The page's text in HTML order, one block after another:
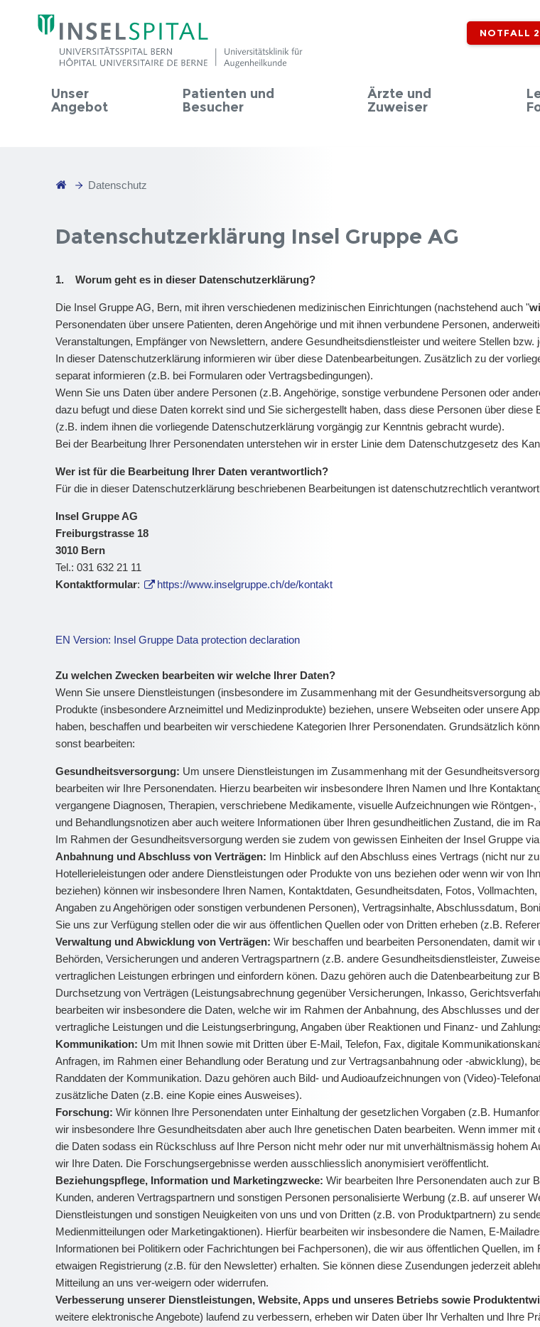
NOTFALL
Unser
Angebot
Patienten und
Besucher
Ärzte und
Zuweiser
Datenschutz
Datenschutzerklärung Insel Gruppe AG
1. Worum geht es in dieser Datenschutzerklärung?
Die Insel Gruppe AG, Bern, mit ihren verschiedenen medizinischen Einrichtungen (nachstehend auch "
Personendaten über unsere Patienten, deren Angehörige und mit ihnen verbundene Personen,
Veranstaltungen, Empfänger von Newslettern, andere Gesundheitsdienstleister und weitere Stellen
In dieser Datenschutzerklärung informieren wir über diese Datenbearbeitungen. Zusätzlich zu der
separat informieren (z.B. bei Formularen oder Vertragsbedingungen).
Wenn Sie uns Daten über andere Personen (z.B. Angehörige, sonstige verbundene Personen oder
dazu befugt und diese Daten korrekt sind und Sie sichergestellt haben, dass diese Personen über
(z.B. indem ihnen die vorliegende Datenschutzerklärung vorgängig zur Kenntnis gebracht wurde).
Bei der Bearbeitung Ihrer Personendaten unterstehen wir in erster Linie dem Datenschutzgesetz des
Wer ist für die Bearbeitung Ihrer Daten verantwortlich?
Für die in dieser Datenschutzerklärung beschriebenen Bearbeitungen ist datenschutzrechtlich
Insel Gruppe AG
Freiburgstrasse 18
3010 Bern
Tel.: 031 632 21 11
Kontaktformular: https://www.inselgruppe.ch/de/kontakt
EN Version: Insel Gruppe Data protection declaration
Zu welchen Zwecken bearbeiten wir welche Ihrer Daten?
Wenn Sie unsere Dienstleistungen (insbesondere im Zusammenhang mit der Gesundheitsversorgung
Produkte (insbesondere Arzneimittel und Medizinprodukte) beziehen, unsere Webseiten oder unsere
haben, beschaffen und bearbeiten wir verschiedene Kategorien Ihrer Personendaten. Grundsätzlich
sonst bearbeiten:
Gesundheitsversorgung: Um unsere Dienstleistungen im Zusammenhang mit der
bearbeiten wir Ihre Personendaten. Hierzu bearbeiten wir insbesondere Ihren Namen und Ihre
vergangene Diagnosen, Therapien, verschriebene Medikamente, visuelle Aufzeichnungen wie
und Behandlungsnotizen aber auch weitere Informationen über Ihren gesundheitlichen Zustand, die im
Im Rahmen der Gesundheitsversorgung werden sie zudem von gewissen Einheiten der Insel Gruppe
Anbahnung und Abschluss von Verträgen: Im Hinblick auf den Abschluss eines Vertrags (nicht nur
Hotellerieleistungen oder andere Dienstleistungen oder Produkte von uns beziehen oder wenn wir von
beziehen) können wir insbesondere Ihren Namen, Kontaktdaten, Gesundheitsdaten, Fotos,
Angaben zu Angehörigen oder sonstigen verbundenen Personen), Vertragsinhalte, Abschlussdatum,
Sie uns zur Verfügung stellen oder die wir aus öffentlichen Quellen oder von Dritten erheben (z.B.
Verwaltung und Abwicklung von Verträgen: Wir beschaffen und bearbeiten Personendaten, damit
Behörden, Versicherungen und anderen Vertragspartnern (z.B. andere Gesundheitsdienstleister,
vertraglichen Leistungen erbringen und einfordern könen. Dazu gehören auch die Datenbearbeitung
Durchsetzung von Verträgen (Leistungsabrechnung gegenüber Versicherungen, Inkasso,
bearbeiten wir insbesondere die Daten, welche wir im Rahmen der Anbahnung, des Abschlusses und
vertragliche Leistungen und die Leistungserbringung, Angaben über Reaktionen und Finanz- und
Kommunikation: Um mit Ihnen sowie mit Dritten über E-Mail, Telefon, Fax, digitale
Anfragen, im Rahmen einer Behandlung oder Beratung und zur Vertragsanbahnung oder -abwicklung),
Randdaten der Kommunikation. Dazu gehören auch Bild- und Audioaufzeichnungen von (Video)-
zusätzliche Daten (z.B. eine Kopie eines Ausweises).
Forschung: Wir können Ihre Personendaten unter Einhaltung der gesetzlichen Vorgaben (z.B.
wir insbesondere Ihre Gesundheitsdaten aber auch Ihre genetischen Daten bearbeiten. Wenn immer
die Daten sodass ein Rückschluss auf Ihre Person nicht mehr oder nur mit unverhältnismässig hohem
wir Ihre Daten. Die Forschungsergebnisse werden ausschliesslich anonymisiert veröffentlicht.
Beziehungspflege, Information und Marketingzwecke: Wir bearbeiten Ihre Personendaten auch zur
Kunden, anderen Vertragspartnern und sonstigen Personen personalisierte Werbung (z.B. auf unserer
Dienstleistungen und sonstigen Neuigkeiten von uns und von Dritten (z.B. von Produktpartnern) zu
Medienmitteilungen oder Marketingaktionen). Hierfür bearbeiten wir insbesondere die Namen, E-
Informationen bei Politikern oder Fachrichtungen bei Fachpersonen), die wir aus öffentlichen Quellen,
etwaigen Registrierung (z.B. für den Newsletter) erhalten. Sie können diese Zusendungen jederzeit
Mitteilung an uns ver-weigern oder widerrufen.
Verbesserung unserer Dienstleistungen, Website, Apps und unseres Betriebs sowie
weitere elektronische Angebote) laufend zu verbessern, erheben wir Daten über Ihr Verhalten und Ihre